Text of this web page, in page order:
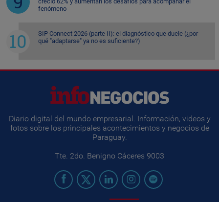
fenómeno
SIP Connect 2026 (parte II): el diagnóstico que duele (¿por
qué "adaptarse" ya no es suficiente?)
Diario digital del mundo empresarial. Información, videos y
fotos sobre los principales acontecimientos y negocios de
Paraguay.
Tte. 2do. Benigno Cáceres 9003